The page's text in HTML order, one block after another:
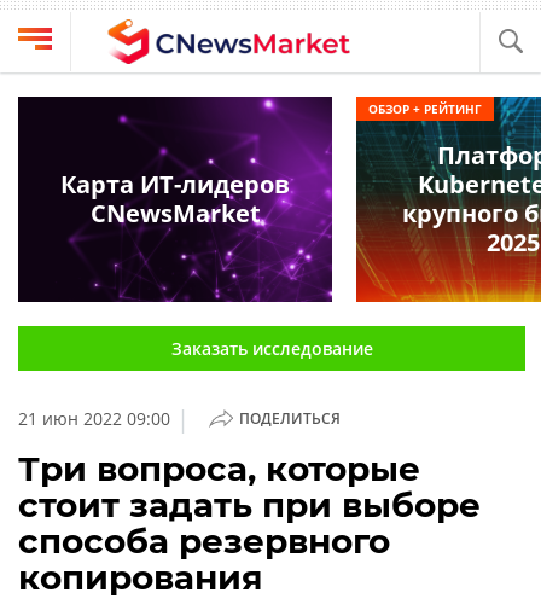
Выбрать
провайдера
Компании
обзоры
О
проекте
CNews
Аналитика
Конференции
CNews
Конференции
Техника
Заказать исследование
21 июн 2022 09:00 | ПОДЕЛИТЬСЯ
Три вопроса, которые
стоит задать при выборе
способа резервного
копирования
Карта ИТ-лидеров
CNewsMarket
крупного
2025
ОБЗОР + РЕЙТИНГ